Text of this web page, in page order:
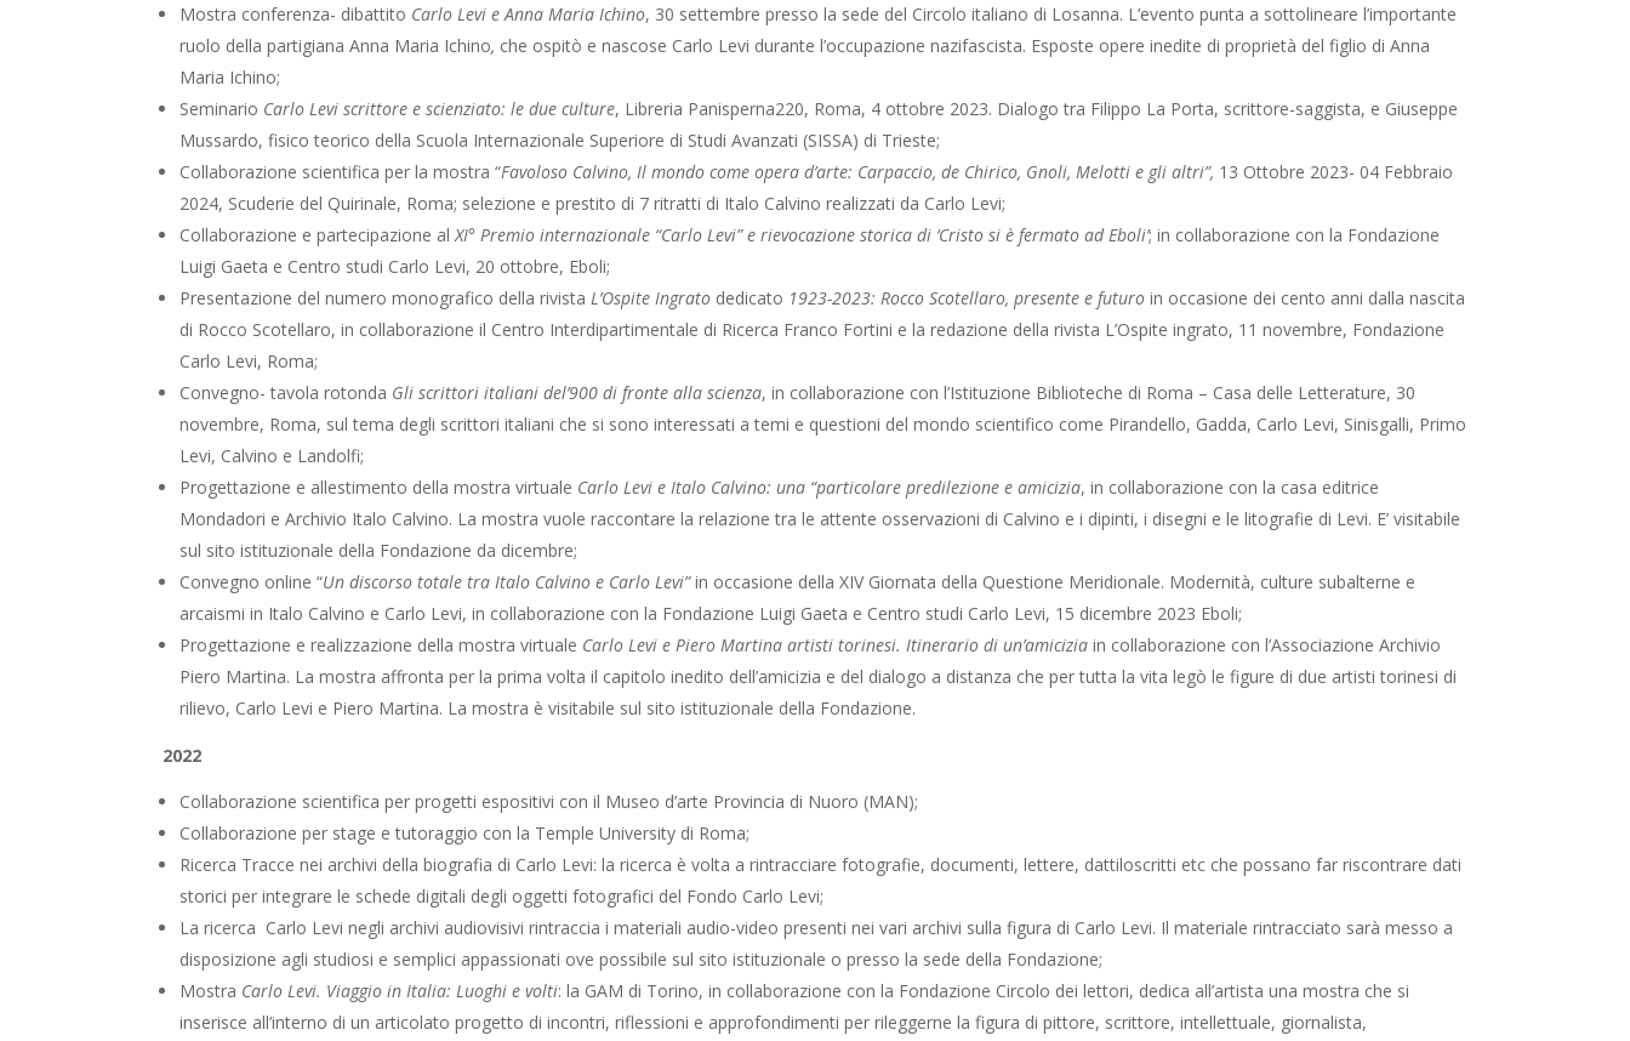
Mostra conferenza- dibattito Carlo Levi e Anna Maria Ichino, 30 settembre presso la sede del Circolo italiano di Losanna. L’evento punta a sottolineare l’importante
ruolo della partigiana Anna Maria Ichino, che ospitò e nascose Carlo Levi durante l’occupazione nazifascista. Esposte opere inedite di proprietà del figlio di Anna
Maria Ichino;
Seminario Carlo Levi scrittore e scienziato: le due culture, Libreria Panisperna220, Roma, 4 ottobre 2023. Dialogo tra Filippo La Porta, scrittore-saggista, e Giuseppe
Mussardo, fisico teorico della Scuola Internazionale Superiore di Studi Avanzati (SISSA) di Trieste;
Collaborazione scientifica per la mostra “Favoloso Calvino, Il mondo come opera d’arte: Carpaccio, de Chirico, Gnoli, Melotti e gli altri”, 13 Ottobre 2023- 04 Febbraio
2024, Scuderie del Quirinale, Roma; selezione e prestito di 7 ritratti di Italo Calvino realizzati da Carlo Levi;
Collaborazione e partecipazione alXI° Premio internazionale “Carlo Levi” e rievocazione storica di ‘Cristo si è fermato ad Eboli’; in collaborazione con la Fondazione
Luigi Gaeta e Centro studi Carlo Levi, 20 ottobre, Eboli;
Presentazione del numero monografico della rivistaL’Ospite Ingrato dedicato 1923-2023: Rocco Scotellaro, presente e futuro in occasione dei cento anni dalla nascita
di Rocco Scotellaro, in collaborazione il Centro Interdipartimentale di Ricerca Franco Fortini e la redazione della rivista L’Ospite ingrato, 11 novembre, Fondazione
Carlo Levi, Roma;
Convegno- tavola rotonda Gli scrittori italiani del’900 di fronte alla scienza, in collaborazione con l’Istituzione Biblioteche di Roma – Casa delle Letterature, 30
novembre, Roma, sul tema degli scrittoriitaliani che si sono interessati a temi e questioni del mondo scientifico come Pirandello, Gadda, Carlo Levi, Sinisgalli, Primo
Levi, Calvino e Landolfi;
Progettazione e allestimento della mostra virtuale Carlo Levi e Italo Calvino: una “particolare predilezione e amicizia, in collaborazione con la casa editrice
Mondadori e Archivio Italo Calvino. La mostra vuole raccontare la relazione tra le attente osservazioni di Calvino e i dipinti, i disegni e le litografie di Levi. E’ visitabile
sul sito istituzionale della Fondazione da dicembre;
Convegno online “Un discorso totale tra Italo Calvino e Carlo Levi”in occasione della XIV Giornata della Questione Meridionale. Modernità, culture subalterne e
arcaismi in Italo Calvino e Carlo Levi, in collaborazione con la Fondazione Luigi Gaeta e Centro studi Carlo Levi, 15 dicembre 2023 Eboli;
Progettazione e realizzazione della mostra virtuale Carlo Levi e Piero Martina artisti torinesi. Itinerario di un’amicizia in collaborazione con l’Associazione Archivio
Piero Martina. La mostra affronta per la prima volta il capitolo inedito dell’amicizia e del dialogo a distanza che per tutta la vita legò le figure di due artisti torinesi di
rilievo, Carlo Levi e Piero Martina. La mostra è visitabile sul sito istituzionale della Fondazione.
2022
Collaborazione scientifica per progetti espositivi con il Museo d’arte Provincia di Nuoro (MAN);
Collaborazione per stage e tutoraggio con la Temple University di Roma;
Ricerca Tracce nei archivi della biografia di Carlo Levi: la ricerca è volta a rintracciare fotografie, documenti, lettere, dattiloscritti etc che possano far riscontrare dati
storici per integrare le schede digitali degli oggetti fotografici del Fondo Carlo Levi;
La ricerca Carlo Levi negli archivi audiovisivi rintraccia i materiali audio-video presenti nei vari archivi sulla figura di Carlo Levi. Il materiale rintracciato sarà messo a
disposizione agli studiosi e semplici appassionati ove possibile sul sito istituzionale o presso la sede della Fondazione;
Mostra Carlo Levi. Viaggio in Italia: Luoghi e volti: la GAM di Torino, in collaborazione con la Fondazione Circolo dei lettori, dedica all’artista una mostra che si
inserisce all’interno di un articolato progetto di incontri, riflessioni e approfondimenti per rileggerne la figura di pittore, scrittore, intellettuale, giornalista,